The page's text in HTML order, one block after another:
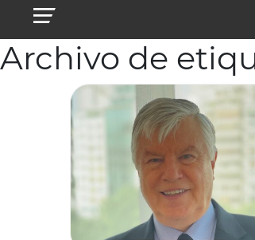
Archivo de